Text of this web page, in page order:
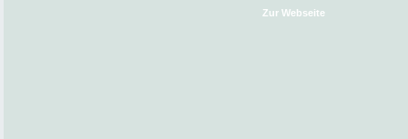
Zur Webseite